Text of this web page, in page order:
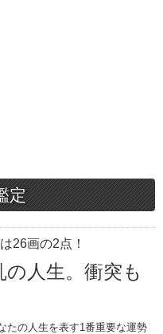
定
26画の2点！
人生。衝突も
たの人生を表す1番重要な運勢